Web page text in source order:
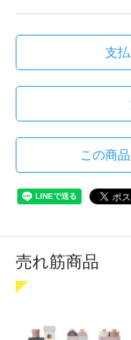
支
この商
売れ筋商品